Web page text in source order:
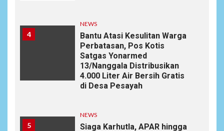
4
NEWS
Bantu Atasi Kesulitan Warga
Perbatasan, Pos Kotis
Satgas Yonarmed
13/Nanggala Distribusikan
4.000 Liter Air Bersih Gratis
di Desa Pesayah
5
NEWS
Siaga Karhutla, APAR hingga